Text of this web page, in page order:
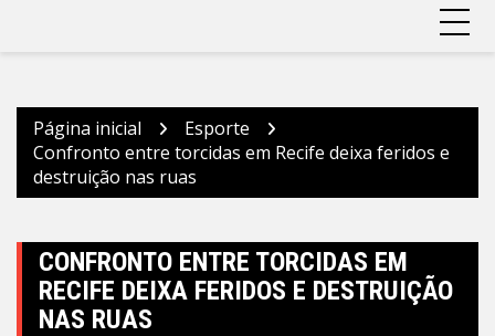
Página inicial
Esporte
Confronto entre torcidas em Recife deixa feridos e
destruição nas ruas
CONFRONTO ENTRE TORCIDAS EM
RECIFE DEIXA FERIDOS E DESTRUIÇÃO
NAS RUAS